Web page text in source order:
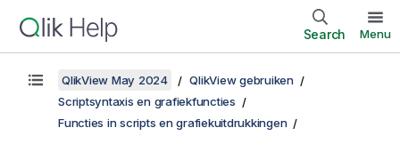
Search Menu
QlikView May 2024
QlikView gebruiken
Scriptsyntaxis en grafiekfuncties
Functies in scripts en grafiekuitdrukkingen